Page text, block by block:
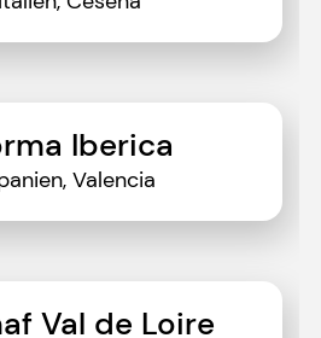
Iberica
Valencia
Val de Loire